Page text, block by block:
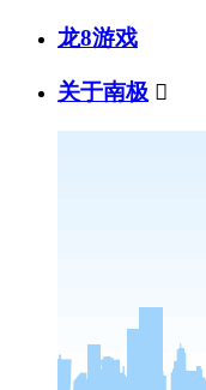
龙8游戏
关于南极 